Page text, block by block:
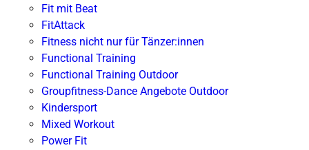
Fit mit Beat
FitAttack
Fitness nicht nur für Tänzer:innen
Functional Training
Functional Training Outdoor
Groupfitness-Dance Angebote Outdoor
Kindersport
Mixed Workout
Power Fit